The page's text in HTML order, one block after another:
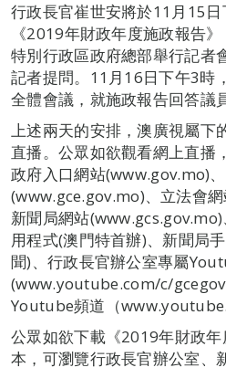
行政長官崔世安將於11月15
《2019年財政年度施政報告
特別行政區政府總部舉行記者
記者提問。11月16日下午3時
全體會議，就施政報告回答議
上述兩天的安排，澳廣視屬下
直播。公眾如欲觀看網上直播
政府入口網站(www.gov.mo)
(www.gce.gov.mo)、立法會
新聞局網站
用程式(澳門特首辦)、新聞局
聞)、行政長官辦公室專屬
(www.youtube.com/c/
Youtube頻道（
公眾如欲下載《2019年財政
本，可瀏覽行政長官辦公室、